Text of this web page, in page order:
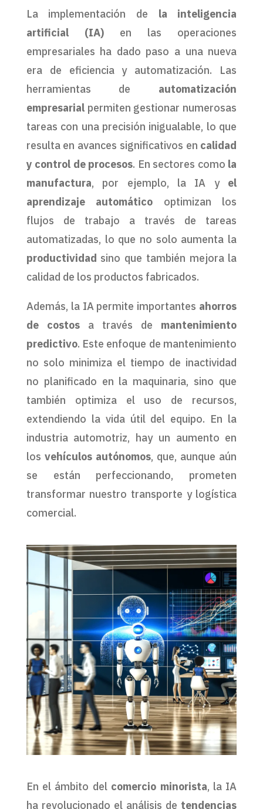
La implementación de la inteligencia
artificial (IA)en las operaciones
empresariales ha dado paso a una nueva
era de eficiencia y automatización. Las
herramientas de automatización
empresarialpermiten gestionar numerosas
tareas con una precisión inigualable, lo que
resulta en avances significativos en calidad
y control de procesos. En sectores como la
manufactura, por ejemplo, la IA y el
aprendizaje automático optimizan los
flujos de trabajo a través de tareas
automatizadas, lo que no solo aumenta la
productividad sino que también mejora la
calidad de los productos fabricados.
Además, la IA permite importantes ahorros
de costosa través de mantenimiento
predictivo. Este enfoque de mantenimiento
no solo minimiza el tiempo de inactividad
no planificado en la maquinaria, sino que
también optimiza el uso de recursos,
extendiendo la vida útil del equipo. En la
industria automotriz, hay un aumento en
los vehículos autónomos, que, aunque aún
se están perfeccionando, prometen
transformar nuestro transporte y logística
comercial.
En el ámbito del comercio minorista, la IA
ha revolucionado el análisis de tendencias